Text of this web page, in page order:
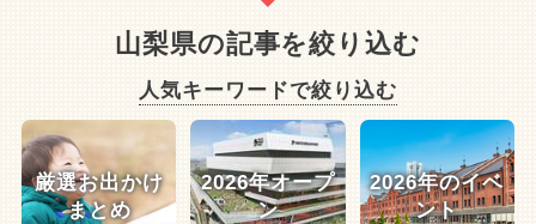
山梨県の記事を絞り込む
人気キーワードで絞り込む
厳選お出かけ
まとめ
2026年オープ
ン
2026年のイベ
ント